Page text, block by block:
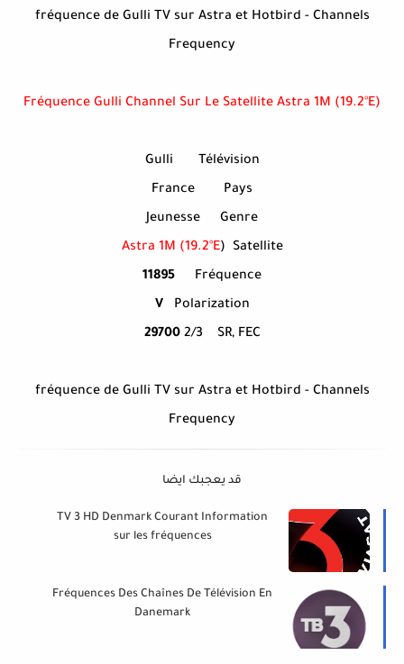
fréquence de Gulli TV sur Astra et Hotbird - Channels
Frequency
Fréquence Gulli Channel Sur Le Satellite Astra 1M (19.2°E)
Télévision
Gulli
Pays
France
Genre
Jeunesse
Satellite
Astra 1M (19.2°E)
Fréquence
11895
Polarization
V
SR, FEC
297002/3
fréquence de Gulli TV sur Astra et Hotbird - Channels
Frequency
قد يعجبك ايضا
TV 3 HD Denmark Courant Information
sur les fréquences
Fréquences Des Chaînes De Télévision En
Danemark